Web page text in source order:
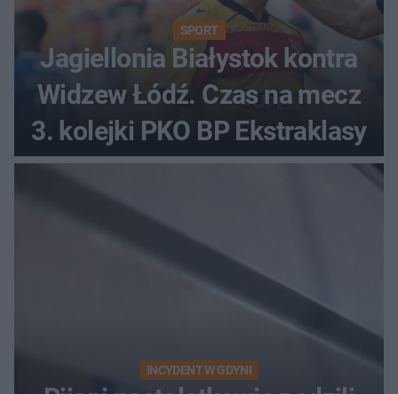
SPORT
Jagiellonia Białystok kontra
Widzew Łódź. Czas na mecz
3. kolejki PKO BP Ekstraklasy
INCYDENT W GDYNI